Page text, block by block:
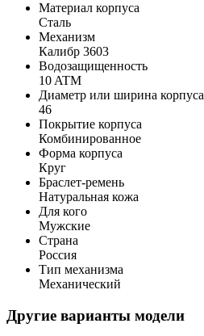
Материал корпуса
Сталь
Механизм
Калибр 3603
Водозащищенность
10 ATM
Диаметр или ширина корпуса
46
Покрытие корпуса
Комбинированное
Форма корпуса
Круг
Браслет-ремень
Натуральная кожа
Для кого
Мужские
Страна
Россия
Тип механизма
Механический
Другие варианты модели